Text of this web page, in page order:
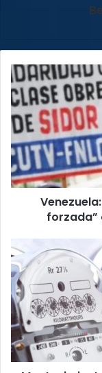
Venezuela:
ONG
denuncia
“desaparición
forzada”
del
activista
Eduardo
Torres
forzada”
Mantenimientos
y
extensiones
de
líneas
dejará
sin
luz
a